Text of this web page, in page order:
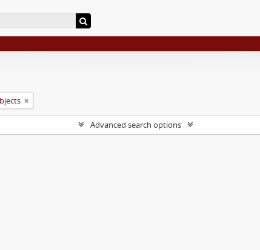
Advanced search options